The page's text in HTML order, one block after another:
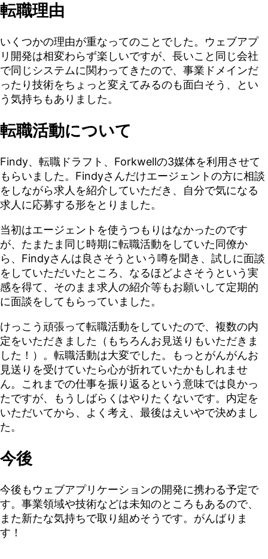
転職理由
いくつかの理由が重なってのことでした。ウェブアプ
リ開発は相変わらず楽しいですが、長いこと同じ会社
で同じシステムに関わってきたので、事業ドメインだ
ったり技術をちょっと変えてみるのも面白そう、とい
う気持ちもありました。
転職活動について
Findy、転職ドラフト、Forkwellの3媒体を利用させて
もらいました。Findyさんだけエージェントの方に相談
をしながら求人を紹介していただき、自分で気になる
求人に応募する形をとりました。
当初はエージェントを使うつもりはなかったのです
が、たまたま同じ時期に転職活動をしていた同僚か
ら、Findyさんは良さそうという噂を聞き、試しに面談
をしていただいたところ、なるほどよさそうという実
感を得て、そのまま求人の紹介等もお願いして定期的
に面談をしてもらっていました。
けっこう頑張って転職活動をしていたので、複数の内
定をいただきました（もちろんお見送りもいただきま
した！）。転職活動は大変でした。もっとがんがんお
見送りを受けていたら心が折れていたかもしれませ
ん。これまでの仕事を振り返るという意味では良かっ
たですが、もうしばらくはやりたくないです。内定を
いただいてから、よく考え、最後はえいやで決めまし
た。
今後
今後もウェブアプリケーションの開発に携わる予定で
す。事業領域や技術などは未知のところもあるので、
また新たな気持ちで取り組めそうです。がんばりま
す！